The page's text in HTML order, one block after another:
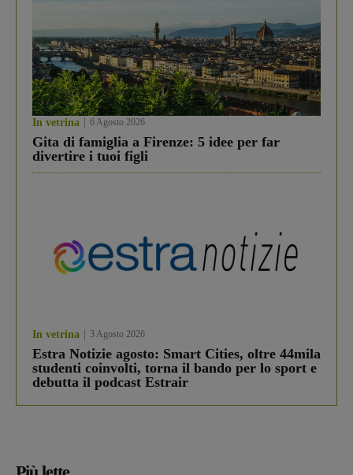
In vetrina 6 Agosto 2026
Gita di famiglia a Firenze: 5 idee per far
divertire i tuoi figli
In vetrina 3 Agosto 2026
Estra Notizie agosto: Smart Cities, oltre 44mila
studenti coinvolti, torna il bando per lo sport e
debutta il podcast Estrair